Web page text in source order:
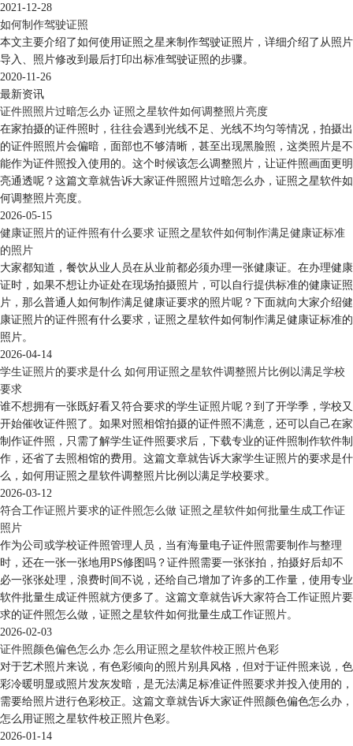
2021-12-28
如何制作驾驶证照
本文主要介绍了如何使用证照之星来制作驾驶证照片，详细介绍了从照片
导入、照片修改到最后打印出标准驾驶证照的步骤。
2020-11-26
最新资讯
证件照照片过暗怎么办 证照之星软件如何调整照片亮度
在家拍摄的证件照时，往往会遇到光线不足、光线不均匀等情况，拍摄出
的证件照照片会偏暗，面部也不够清晰，甚至出现黑脸照，这类照片是不
能作为证件照投入使用的。这个时候该怎么调整照片，让证件照画面更明
亮通透呢？这篇文章就告诉大家证件照照片过暗怎么办，证照之星软件如
何调整照片亮度。
2026-05-15
健康证照片的证件照有什么要求 证照之星软件如何制作满足健康证标准
的照片
大家都知道，餐饮从业人员在从业前都必须办理一张健康证。在办理健康
证时，如果不想让办证处在现场拍摄照片，可以自行提供标准的健康证照
片，那么普通人如何制作满足健康证要求的照片呢？下面就向大家介绍健
康证照片的证件照有什么要求，证照之星软件如何制作满足健康证标准的
照片。
2026-04-14
学生证照片的要求是什么 如何用证照之星软件调整照片比例以满足学校
要求
谁不想拥有一张既好看又符合要求的学生证照片呢？到了开学季，学校又
开始催收证件照了。如果对照相馆拍摄的证件照不满意，还可以自己在家
制作证件照，只需了解学生证件照要求后，下载专业的证件照制作软件制
作，还省了去照相馆的费用。这篇文章就告诉大家学生证照片的要求是什
么，如何用证照之星软件调整照片比例以满足学校要求。
2026-03-12
符合工作证照片要求的证件照怎么做 证照之星软件如何批量生成工作证
照片
作为公司或学校证件照管理人员，当有海量电子证件照需要制作与整理
时，还在一张一张地用PS修图吗？证件照需要一张张拍，拍摄好后却不
必一张张处理，浪费时间不说，还给自己增加了许多的工作量，使用专业
软件批量生成证件照就方便多了。这篇文章就告诉大家符合工作证照片要
求的证件照怎么做，证照之星软件如何批量生成工作证照片。
2026-02-03
证件照颜色偏色怎么办 怎么用证照之星软件校正照片色彩
对于艺术照片来说，有色彩倾向的照片别具风格，但对于证件照来说，色
彩冷暖明显或照片发灰发暗，是无法满足标准证件照要求并投入使用的，
需要给照片进行色彩校正。这篇文章就告诉大家证件照颜色偏色怎么办，
怎么用证照之星软件校正照片色彩。
2026-01-14